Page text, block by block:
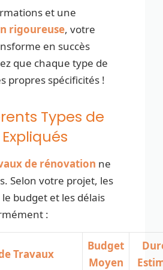
et une
rigoureuse, votre
en succès
que chaque type de
propres spécificités !
Types de
de rénovation ne
Selon votre projet, les
budget et les délais
:
Travaux
Budget
Moyen